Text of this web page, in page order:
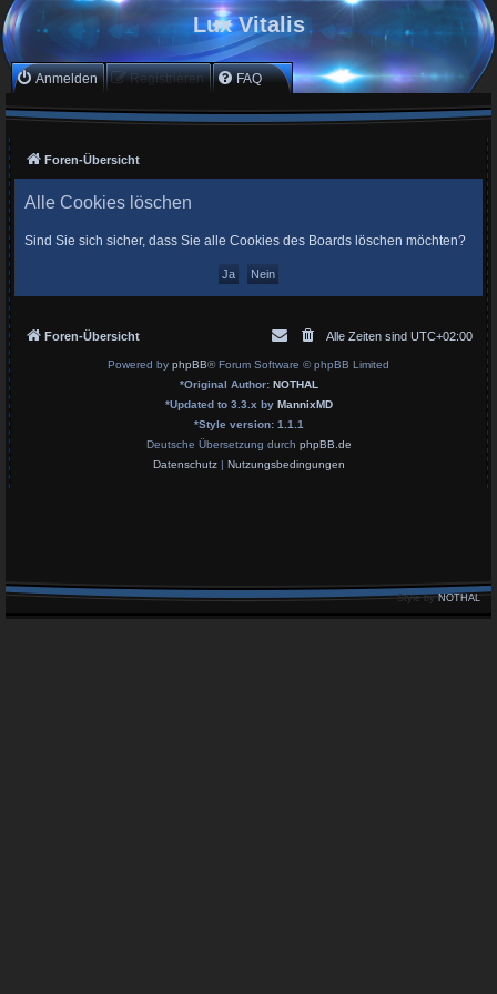
Lux Vitalis
Anmelden Registrieren FAQ
Foren-Übersicht
Alle Cookies löschen
Sind Sie sich sicher, dass Sie alle Cookies des Boards löschen möchten?
Foren-Übersicht Alle Zeiten sind UTC+02:00
Powered by phpBB® Forum Software © phpBB Limited
*Original Author: NOTHAL
*Updated to 3.3.x by MannixMD
*Style version: 1.1.1
Deutsche Übersetzung durch phpBB.de
Datenschutz| Nutzungsbedingungen
Style byNOTHAL